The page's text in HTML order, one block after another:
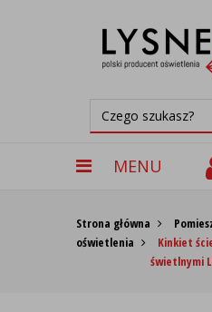
MENU
Strona główna
oświetlenia
Kinkiet
świetlnymi